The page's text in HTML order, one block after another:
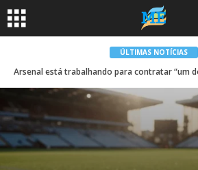
ÚLTIMAS NOTÍCIAS